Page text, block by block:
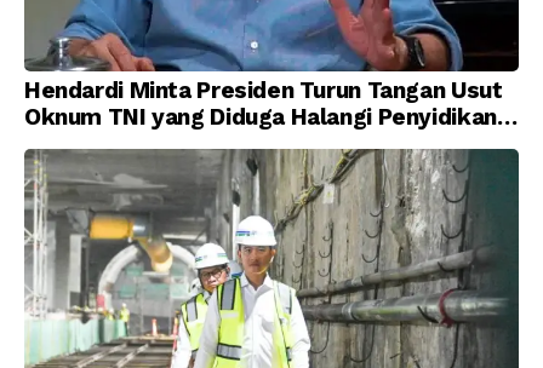
Hendardi Minta Presiden Turun Tangan Usut
Oknum TNI yang Diduga Halangi Penyidikan
Korupsi